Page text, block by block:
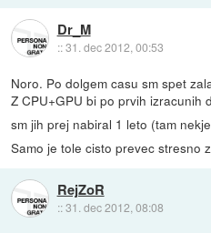
Dr_M
::31. dec 2012, 00:53
Noro. Po dolgem casu sm spet
Z CPU+GPU bi po prvih izracunih
sm jih prej nabiral 1 leto (tam
Samo je tole cisto prevec stresno
RejZoR
::31. dec 2012, 08:08